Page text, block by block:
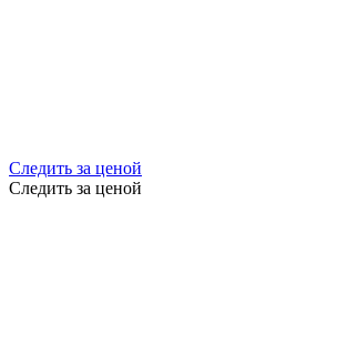
Следить за ценой
Следить за ценой